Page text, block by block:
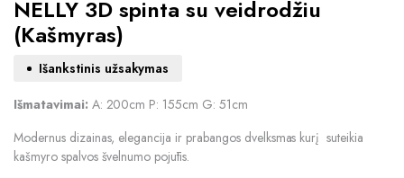
NELLY 3D spinta su veidrodžiu
(Kašmyras)
Išankstinis užsakymas
Išmatavimai: A: 200cm P: 155cm G: 51cm
Modernus dizainas, elegancija ir prabangos dvelksmas kurį suteikia
kašmyro spalvos švelnumo pojūtis.